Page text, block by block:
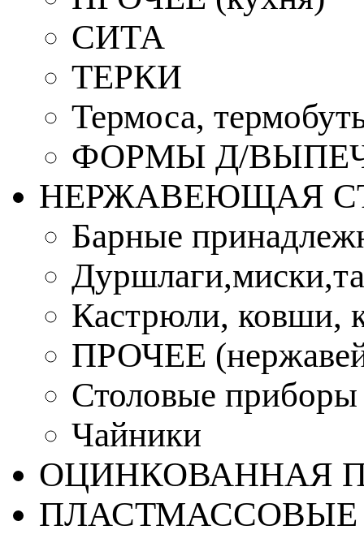
СИТА
ТЕРКИ
Термоса,
ФОРМЫ Д/
НЕРЖАВЕЮЩАЯ
Барные
Кастрюли, ковши,
ПРОЧЕЕ
Столовые приборы
Чайники
ОЦИНКОВАННАЯ
ПЛАСТМАССОВЫЕ